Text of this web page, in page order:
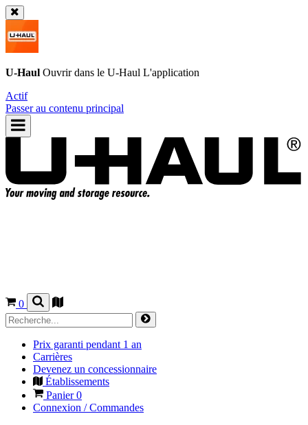
U-Haul Ouvrir dans le U-Haul L'application
Actif
Passer au contenu principal
0
Prix garanti pendant 1 an
Carrières
Devenez un concessionnaire
Établissements
Panier0
Connexion / Commandes